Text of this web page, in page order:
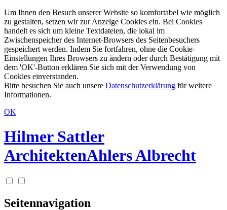
Um Ihnen den Besuch unserer Website so komfortabel wie möglich
zu gestalten, setzen wir zur Anzeige Cookies ein. Bei Cookies
handelt es sich um kleine Textdateien, die lokal im
Zwischenspeicher des Internet-Browsers des Seitenbesuchers
gespeichert werden. Indem Sie fortfahren, ohne die Cookie-
Einstellungen Ihres Browsers zu ändern oder durch Bestätigung mit
dem 'OK'-Button erklären Sie sich mit der Verwendung von
Cookies einverstanden.
Bitte besuchen Sie auch unsere Datenschutzerklärung für weitere
Informationen.
OK
Hilmer Sattler
ArchitektenAhlers Albrecht
Seitennavigation